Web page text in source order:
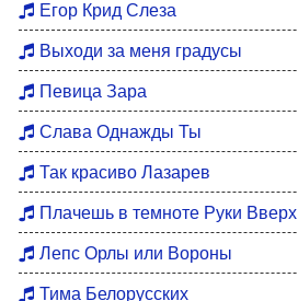
Егор Крид Слеза
Выходи за меня градусы
Певица Зара
Слава Однажды Ты
Так красиво Лазарев
Плачешь в темноте Руки Вверх
Лепс Орлы или Вороны
Тима Белорусских